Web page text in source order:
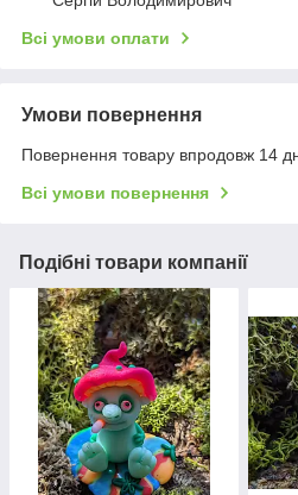
Всі умови оплати
Умови повернення
Повернення товару впродовж 14
Всі умови повернення
Подібні товари компанії